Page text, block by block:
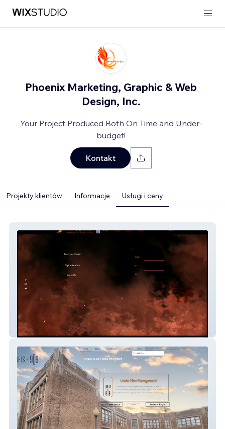
Phoenix Marketing, Graphic & Web
Design, Inc.
Your Project Produced Both On Time and Under-
budget!
Kontakt
Projekty klientów Informacje Usługi i ceny
Phoenix Designs